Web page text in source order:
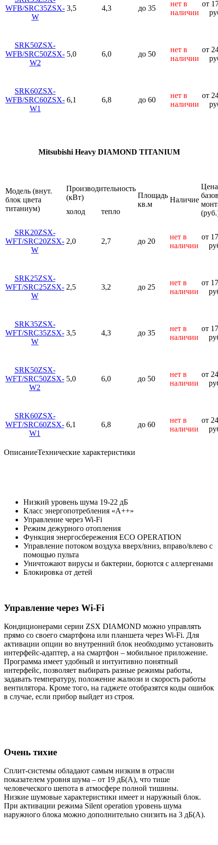
WFB/SRC35ZSX-
W
3,5 4,3 до 35
нет в
наличии
от
SRK50ZSX-
WFB/SRC50ZSX-
W2
5,0 6,0 до 50
нет в
наличии
от
SRK60ZSX-
WFB/SRC60ZSX-
W1
6,1 6,8 до 60
нет в
наличии
от
Mitsubishi Heavy DIAMOND TITANIUM
Модель (внут.
блок цвета
титаниум)
Производительность
(кВт)
Площадь
кв.м
Наличие
Цена
холод тепло
SRK20ZSX-
WFT/SRC20ZSX-
W
2,0 2,7 до 20
нет в
наличии
от
SRK25ZSX-
WFT/SRC25ZSX-
W
2,5 3,2 до 25
нет в
наличии
от
SRK35ZSX-
WFT/SRC35ZSX-
W
3,5 4,3 до 35
нет в
наличии
от
SRK50ZSX-
WFT/SRC50ZSX-
W2
5,0 6,0 до 50
нет в
наличии
от
SRK60ZSX-
WFT/SRC60ZSX-
W1
6,1 6,8 до 60
нет в
наличии
от
ОписаниеТехнические характеристики
Низкий уровень шума 19-22 дБ
Класс энергопотребления «А++»
Управление через Wi-Fi
Режим дежурного отопления
Функция энергосбережения ECO OPERATION
Управление потоком воздуха вверх/вниз, вправо/влево с
помощью пульта
Уничтожают вирусы и бактерии, борются с аллергенами
Блокировка от детей
Управление через Wi-Fi
Кондиционерами серии ZSX DIAMOND можно управлять
прямо со своего смартфона или планшета через Wi-Fi. Для
активации опции во внутренний блок необходимо установить
интерфейс-адаптер, а на смартфон – мобильное приложение.
Программа имеет удобный и интуитивно понятный
интерфейс, позволяет выбирать разные режимы работы,
задавать температуру, положение жалюзи и скорость работы
вентилятора. Кроме того, на гаджете отобразятся коды ошибок
в случае, если прибор выйдет из строя.
Очень тихие
Сплит-системы обладают самым низким в отрасли
показателем уровня шума – от 19 дБ(А), что тише
человеческого шепота в атмосфере полной тишины.
Низкие шумовые характеристики имеет и наружный блок.
При активации режима Silent operation уровень шума
наружного блока можно дополнительно снизить на 3 дБ(А).